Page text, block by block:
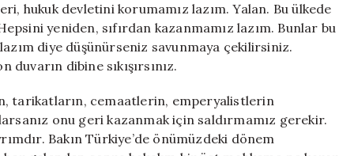
hukuk devletini korumamız lazım. Yalan. Bu ülkede
yeniden, sıfırdan kazanmamız lazım. Bunlar bu
diye düşünürseniz savunmaya çekilirsiniz.
dibine sıkışırsınız.
tarikatların, cemaatlerin, emperyalistlerin
onu geri kazanmak için saldırmamız gerekir.
Bakın Türkiye’de önümüzdeki dönem